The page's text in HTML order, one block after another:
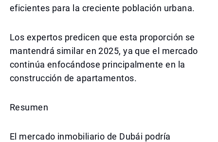
eficientes para la creciente población urbana.
Los expertos predicen que esta proporción se
mantendrá similar en 2025, ya que el mercado
continúa enfocándose principalmente en la
construcción de apartamentos.
Resumen
El mercado inmobiliario de Dubái podría